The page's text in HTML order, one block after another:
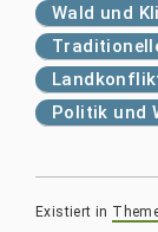
Wald und
Politik und
Existiert in